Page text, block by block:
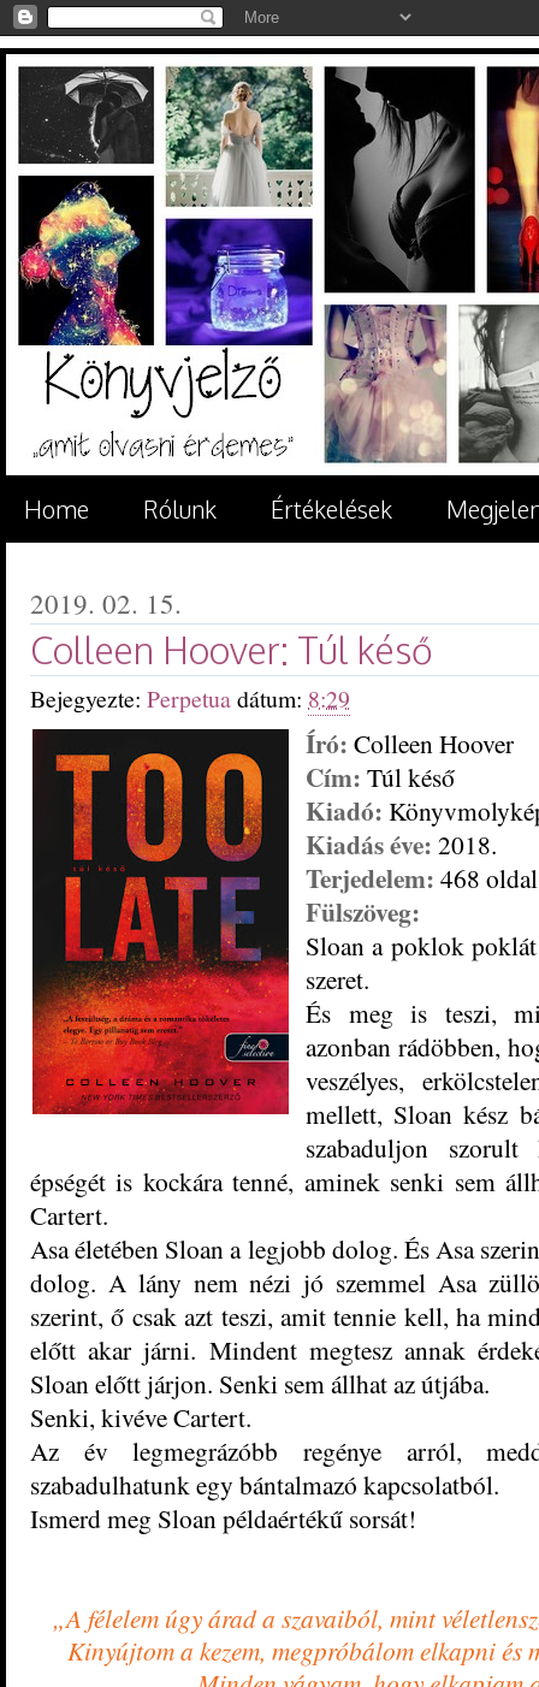
Home Rólunk Értékelések
2019. 02. 15.
Colleen Hoover: Túl késő
Bejegyezte: Perpetuadátum: 8:29
Író: Colleen Hoover
Cím: Túl késő
Kiadó:
Kiadás éve: 2018.
Terjedelem: 468 oldal
Fülszöveg:
Sloan a poklok
szeret.
És meg is teszi,
azonban rádöbben,
veszélyes,
mellett, Sloan kész
szabaduljon
épségét is kockára tenné, aminek senki sem
Cartert.
Asa életében Sloan a legjobb dolog. És Asa
dolog. A lány nem nézi jó szemmel Asa
szerint, ő csak azt teszi, amit tennie kell, ha
előtt akar járni. Mindent megtesz annak
Sloan előtt járjon. Senki sem állhat az útjába.
Senki, kivéve Cartert.
Az év legmegrázóbb regénye arról,
szabadulhatunk egy bántalmazó kapcsolatból.
Ismerd meg Sloan példaértékű sorsát!
„A félelem úgy árad a szavaiból, mint
Kinyújtom a kezem, megpróbálom elkapni és